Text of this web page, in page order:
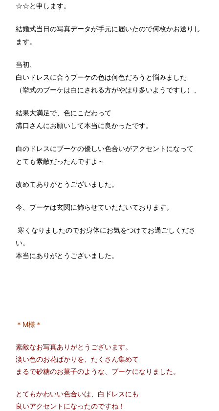
☆☆と申します。
結婚式当日の写真データが手元に届いたので何枚かお送りし
ます。
当初、
白いドレスに合うブーケの色は何色だろうと悩みました
（挙式のブーケは白にされる方がやはり多いようですし）、
結果大満足で、色にこだわって
溝口さんにお願いして本当に良かったです。
白のドレスにブーケの優しい色合いがアクセントになって
とても素敵だったんですよ～
改めてありがとうございました。
今、ブーケは玄関に飾らせていただいております。
寒くなりましたのでお身体にお気をつけてお過ごしくださ
い。
本当にありがとうございました。
＊M様＊
素敵なお写真ありがとうございます。
淡い色のお花ばかりを、たくさん集めて
まるで砂糖のお菓子のような、ブーケになりました。
とてもかわいい色合いは、白ドレスにも
良いアクセントになったのですね！